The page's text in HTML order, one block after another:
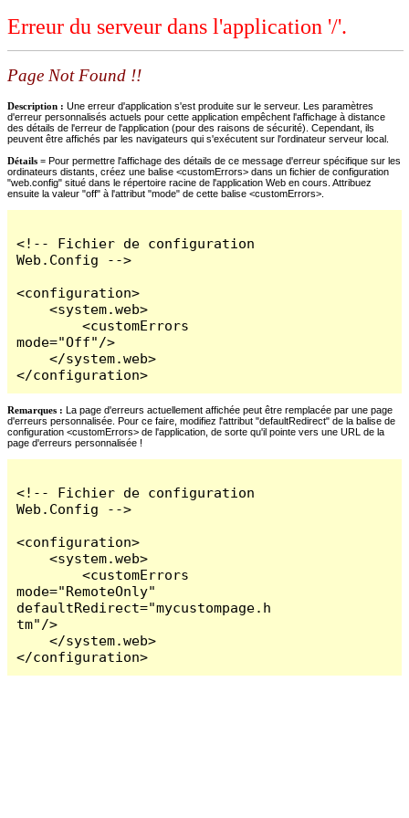
Erreur du serveur dans l'application '/'.
Page Not Found !!
Description : Une erreur d'application s'est produite sur le serveur. Les paramètres
d'erreur personnalisés actuels pour cette application empêchent l'affichage à distance
des détails de l'erreur de l'application (pour des raisons de sécurité). Cependant, ils
peuvent être affichés par les navigateurs qui s'exécutent sur l'ordinateur serveur local.
Détails = Pour permettre l'affichage des détails de ce message d'erreur spécifique sur les
ordinateurs distants, créez une balise <customErrors> dans un fichier de configuration
"web.config" situé dans le répertoire racine de l'application Web en cours. Attribuez
ensuite la valeur "off" à l'attribut "mode" de cette balise <customErrors>.
<!-- Fichier de configuration
Web.Config -->
<configuration>
    <system.web>
        <customErrors
mode="Off"/>
    </system.web>
</configuration>
Remarques : La page d'erreurs actuellement affichée peut être remplacée par une page
d'erreurs personnalisée. Pour ce faire, modifiez l'attribut "defaultRedirect" de la balise de
configuration <customErrors> de l'application, de sorte qu'il pointe vers une URL de la
page d'erreurs personnalisée !
<!-- Fichier de configuration
Web.Config -->
<configuration>
    <system.web>
        <customErrors
mode="RemoteOnly"
defaultRedirect="mycustompage.h
tm"/>
    </system.web>
</configuration>